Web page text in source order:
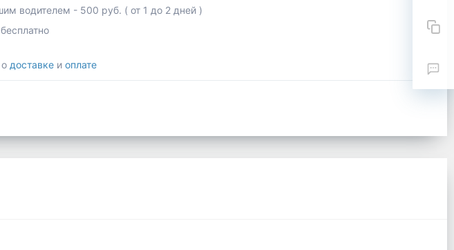
водителем - 500 руб. ( от 1 до 2 дней )
доставке и оплате